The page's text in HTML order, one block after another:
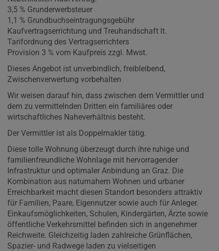
3,5 % Grunderwerbsteuer
1,1 % Grundbuchseintragungsgebühr
Kaufvertragserrichtung und Treuhandschaft lt.
Tarifordnung des Vertragserrichters
Provision 3 % vom Kaufpreis zzgl. Mwst.
Dieses Angebot ist unverbindlich, freibleibend,
Zwischenverwertung vorbehalten
Wir weisen darauf hin, dass zwischen dem Vermittler und
dem zu vermittelnden Dritten ein familiäres oder
wirtschaftliches Naheverhältnis besteht.
Der Vermittler ist als Doppelmakler tätig.
Diese tolle Wohnung überzeugt durch ihre ruhige und
familienfreundliche Wohnlage mit hervorragender
Infrastruktur und optimaler Anbindung an Graz. Die
Kombination aus naturnahem Wohnen und urbaner
Erreichbarkeit macht diesen Standort besonders attraktiv
für Familien, Paare, Eigennutzer sowie auch für Anleger.
Einkaufsmöglichkeiten, Schulen, Kindergärten, Ärzte sowie
öffentliche Verkehrsmittel befinden sich in angenehmer
Reichweite. Gleichzeitig laden zahlreiche Grünflächen,
Spazier- und Radwege laden zu vielseitigen